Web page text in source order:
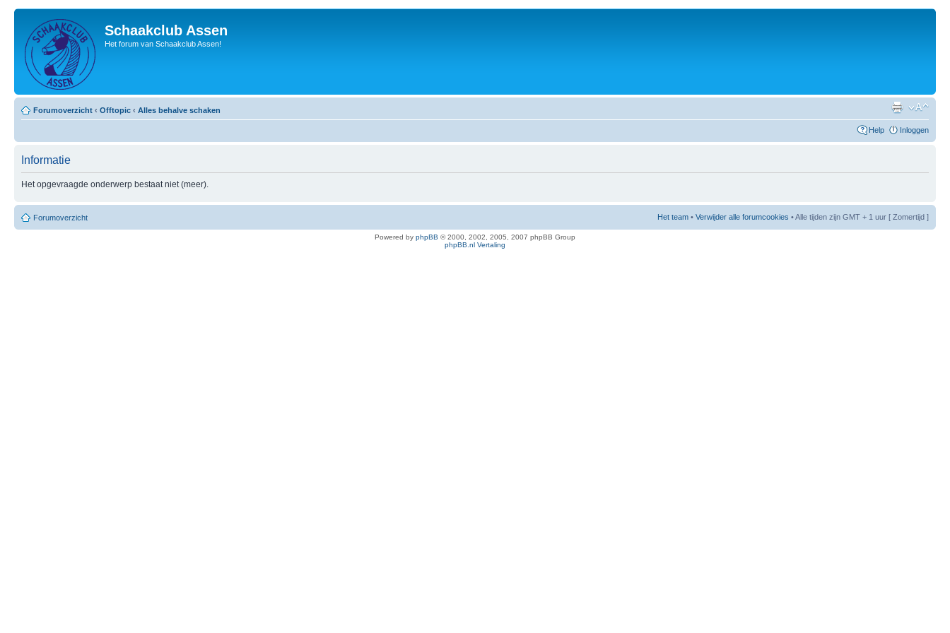
Schaakclub Assen
Het forum van Schaakclub Assen!
Forumoverzicht ‹ Offtopic ‹ Alles behalve schaken
Help Inloggen
Informatie
Het opgevraagde onderwerp bestaat niet (meer).
Forumoverzicht Het team • Verwijder alle forumcookies • Alle tijden zijn GMT + 1 uur [ Zomertijd ]
Powered by phpBB © 2000, 2002, 2005, 2007 phpBB Group
phpBB.nl Vertaling